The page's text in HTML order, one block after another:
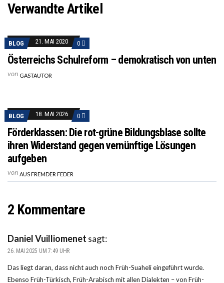
Verwandte Artikel
BLOG 21. MAI 2020 0
Österreichs Schulreform – demokratisch von unten
von GASTAUTOR
BLOG 18. MAI 2026 0
Förderklassen: Die rot-grüne Bildungsblase sollte
ihren Widerstand gegen vernünftige Lösungen
aufgeben
von AUS FREMDER FEDER
2 Kommentare
Daniel Vuilliomenet sagt:
26. MAI 2025 UM 7:49 UHR
Das liegt daran, dass nicht auch noch Früh-Suaheli eingeführt wurde.
Ebenso Früh-Türkisch, Früh-Arabisch mit allen Dialekten – von Früh-